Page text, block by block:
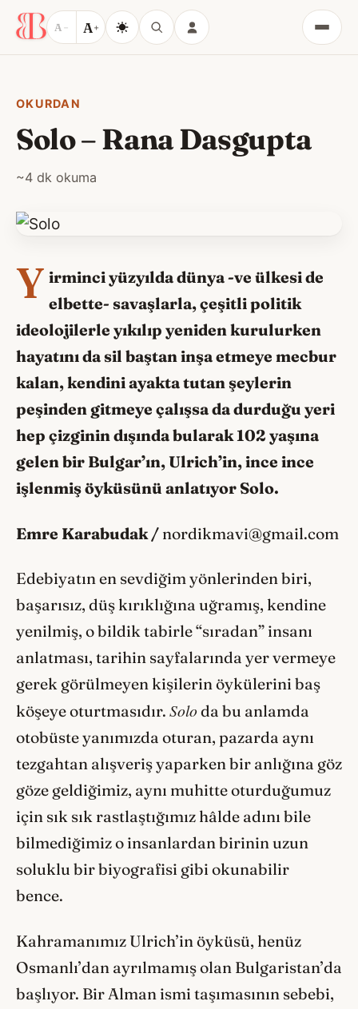
A − A+
Menü
OKURDAN
Solo – Rana Dasgupta
~4 dk okuma
Y irminci yüzyılda dünya -ve ülkesi de
elbette- savaşlarla, çeşitli politik
ideolojilerle yıkılıp yeniden kurulurken
hayatını da sil baştan inşa etmeye mecbur
kalan, kendini ayakta tutan şeylerin
peşinden gitmeye çalışsa da durduğu yeri
hep çizginin dışında bularak 102 yaşına
gelen bir Bulgar’ın, Ulrich’in, ince ince
işlenmiş öyküsünü anlatıyor Solo.
Emre Karabudak / nordikmavi@gmail.com
Edebiyatın en sevdiğim yönlerinden biri,
başarısız, düş kırıklığına uğramış, kendine
yenilmiş, o bildik tabirle “sıradan” insanı
anlatması, tarihin sayfalarında yer vermeye
gerek görülmeyen kişilerin öykülerini baş
köşeye oturtmasıdır. Soloda bu anlamda
otobüste yanımızda oturan, pazarda aynı
tezgahtan alışveriş yaparken bir anlığına göz
göze geldiğimiz, aynı muhitte oturduğumuz
için sık sık rastlaştığımız hâlde adını bile
bilmediğimiz o insanlardan birinin uzun
soluklu bir biyografisi gibi okunabilir
bence.
Kahramanımız Ulrich’in öyküsü, henüz
Osmanlı’dan ayrılmamış olan Bulgaristan’da
başlıyor. Bir Alman ismi taşımasının sebebi,